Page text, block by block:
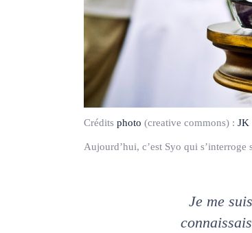
Crédits photo (creative commons) : JK
Aujourd’hui, c’est Syo qui s’interroge
Je me